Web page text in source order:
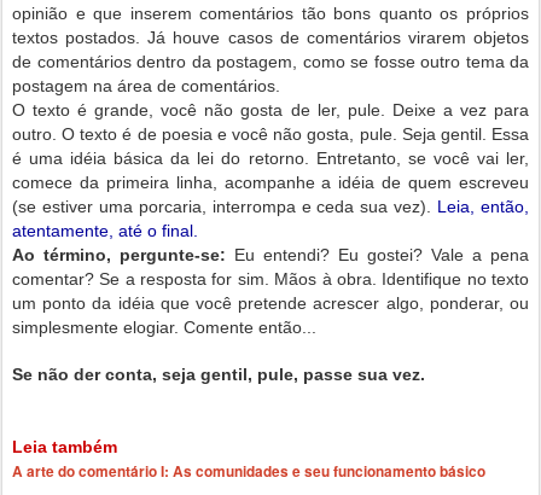
opinião e que inserem comentários tão bons quanto os próprios
textos postados. Já houve casos de comentários virarem objetos
de comentários dentro da postagem, como se fosse outro tema da
postagem na área de comentários.
O texto é grande, você não gosta de ler, pule. Deixe a vez para
outro. O texto é de poesia e você não gosta, pule. Seja gentil. Essa
é uma idéia básica da lei do retorno. Entretanto, se você vai ler,
comece da primeira linha, acompanhe a idéia de quem escreveu
(se estiver uma porcaria, interrompa e ceda sua vez). Leia, então,
atentamente, até o final.
Ao término, pergunte-se: Eu entendi? Eu gostei? Vale a pena
comentar? Se a resposta for sim. Mãos à obra. Identifique no texto
um ponto da idéia que você pretende acrescer algo, ponderar, ou
simplesmente elogiar. Comente então...
Se não der conta, seja gentil, pule, passe sua vez.
Leia também
A arte do comentário I: As comunidades e seu funcionamento básico